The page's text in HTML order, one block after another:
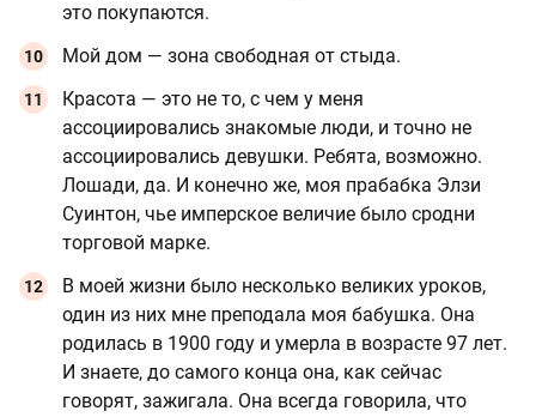
это покупаются.
Мой дом — зона свободная от стыда.
Красота — это не то, с чем у меня
ассоциировались знакомые люди, и точно не
ассоциировались девушки. Ребята, возможно.
Лошади, да. И конечно же, моя прабабка Элзи
Суинтон, чье имперское величие было сродни
торговой марке.
В моей жизни было несколько великих уроков,
один из них мне преподала моя бабушка. Она
родилась в 1900 году и умерла в возрасте 97 лет.
И знаете, до самого конца она, как сейчас
говорят, зажигала. Она всегда говорила, что